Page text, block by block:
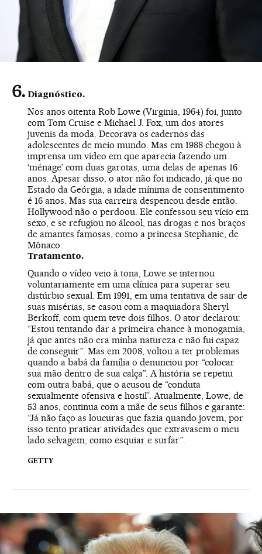
Diagnóstico.
Nos anos oitenta Rob Lowe (Virginia, 1964) foi, junto
com Tom Cruise e Michael J. Fox, um dos atores
juvenis da moda. Decorava os cadernos das
adolescentes de meio mundo. Mas em 1988 chegou à
imprensa um vídeo em que aparecia fazendo um
‘ménage’ com duas garotas, uma delas de apenas 16
anos. Apesar disso, o ator não foi indicado, já que no
Estado da Geórgia, a idade mínima de consentimento
é 16 anos. Mas sua carreira despencou desde então.
Hollywood não o perdoou. Ele confessou seu vício em
sexo, e se refugiou no álcool, nas drogas e nos braços
de amantes famosas, como a princesa Stephanie, de
Mônaco.
Tratamento.
Quando o vídeo veio à tona, Lowe se internou
voluntariamente em uma clínica para superar seu
distúrbio sexual. Em 1991, em uma tentativa de sair de
suas misérias, se casou com a maquiadora Sheryl
Berkoff, com quem teve dois filhos. O ator declarou:
“Estou tentando dar a primeira chance à monogamia,
já que antes não era minha natureza e não fui capaz
de conseguir”. Mas em 2008, voltou a ter problemas
quando a babá da família o denunciou por “colocar
sua mão dentro de sua calça”. A história se repetiu
com outra babá, que o acusou de “conduta
sexualmente ofensiva e hostil”. Atualmente, Lowe, de
53 anos, continua com a mãe de seus filhos e garante:
“Já não faço as loucuras que fazia quando jovem, por
isso tento praticar atividades que extravasem o meu
lado selvagem, como esquiar e surfar”.
GETTY